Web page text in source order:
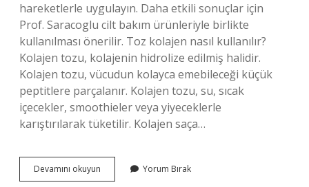
hareketlerle uygulayın. Daha etkili sonuçlar için
Prof. Saracoglu cilt bakım ürünleriyle birlikte
kullanılması önerilir. Toz kolajen nasıl kullanılır?
Kolajen tozu, kolajenin hidrolize edilmiş halidir.
Kolajen tozu, vücudun kolayca emebileceği küçük
peptitlere parçalanır. Kolajen tozu, su, sıcak
içecekler, smoothieler veya yiyeceklerle
karıştırılarak tüketilir. Kolajen saça…
Devamını okuyun
Kunak
Yorum Bırak